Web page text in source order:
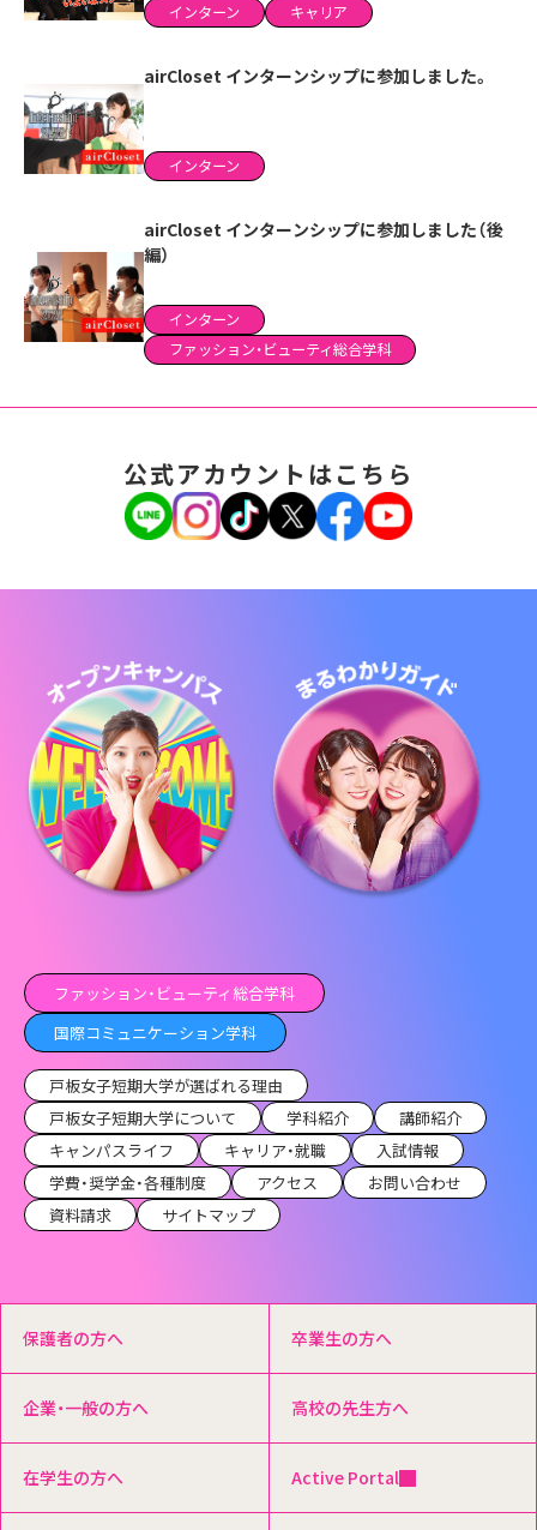
インターン キャリア
airCloset インターンシップに参加しました。
インターン
airCloset インターンシップに参加しました（後
編）
インターン
ファッション・ビューティ総合学科
公式アカウントはこちら
ファッション・ビューティ総合学科
国際コミュニケーション学科
戸板女子短期大学が選ばれる理由
戸板女子短期大学について
学科紹介
講師紹介
キャンパスライフ
キャリア・就職
入試情報
学費・奨学金・各種制度
アクセス
お問い合わせ
資料請求
サイトマップ
保護者の方へ 卒業生の方へ
企業・一般の方へ 高校の先生方へ
在学生の方へ Active Portal